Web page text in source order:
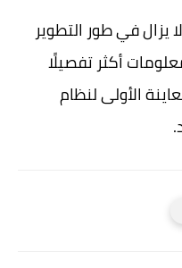
تجدر الإشارة إلى أن أندوريد 12 لا يزال في طور التطوير
أكثر تفصيلًا
الأولى لنظام